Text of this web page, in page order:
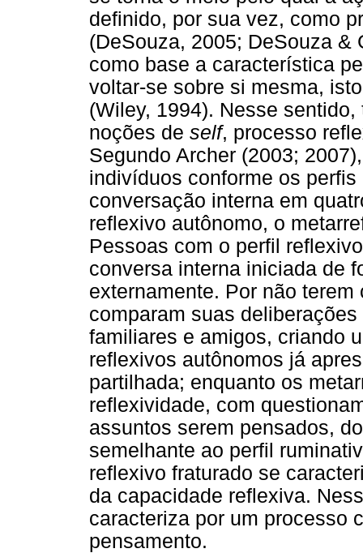
definido, por sua vez, como
(DeSouza, 2005; DeSouza &
como base a característica
voltar-se sobre si mesma,
(Wiley, 1994). Nesse
noções de self, processo
Segundo Archer (2003;
indivíduos conforme os
conversação interna em
reflexivo autônomo, o
Pessoas com o perfil
conversa interna iniciada de
externamente. Por não
comparam suas
familiares e amigos, criando
reflexivos autônomos já
partilhada; enquanto os
reflexividade, com
assuntos serem pensados,
semelhante ao perfil
reflexivo fraturado se
da capacidade reflexiva.
caracteriza por um processo
pensamento.